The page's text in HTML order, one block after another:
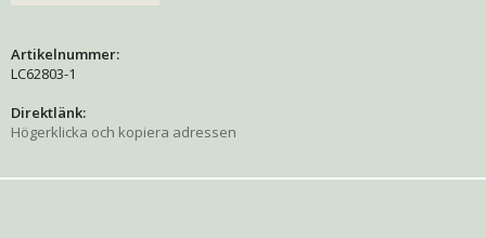
Artikelnummer:
LC62803-1
Direktlänk:
Högerklicka och kopiera adressen